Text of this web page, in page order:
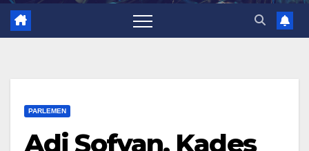
PARLEMEN
Adi Sofyan, Kades